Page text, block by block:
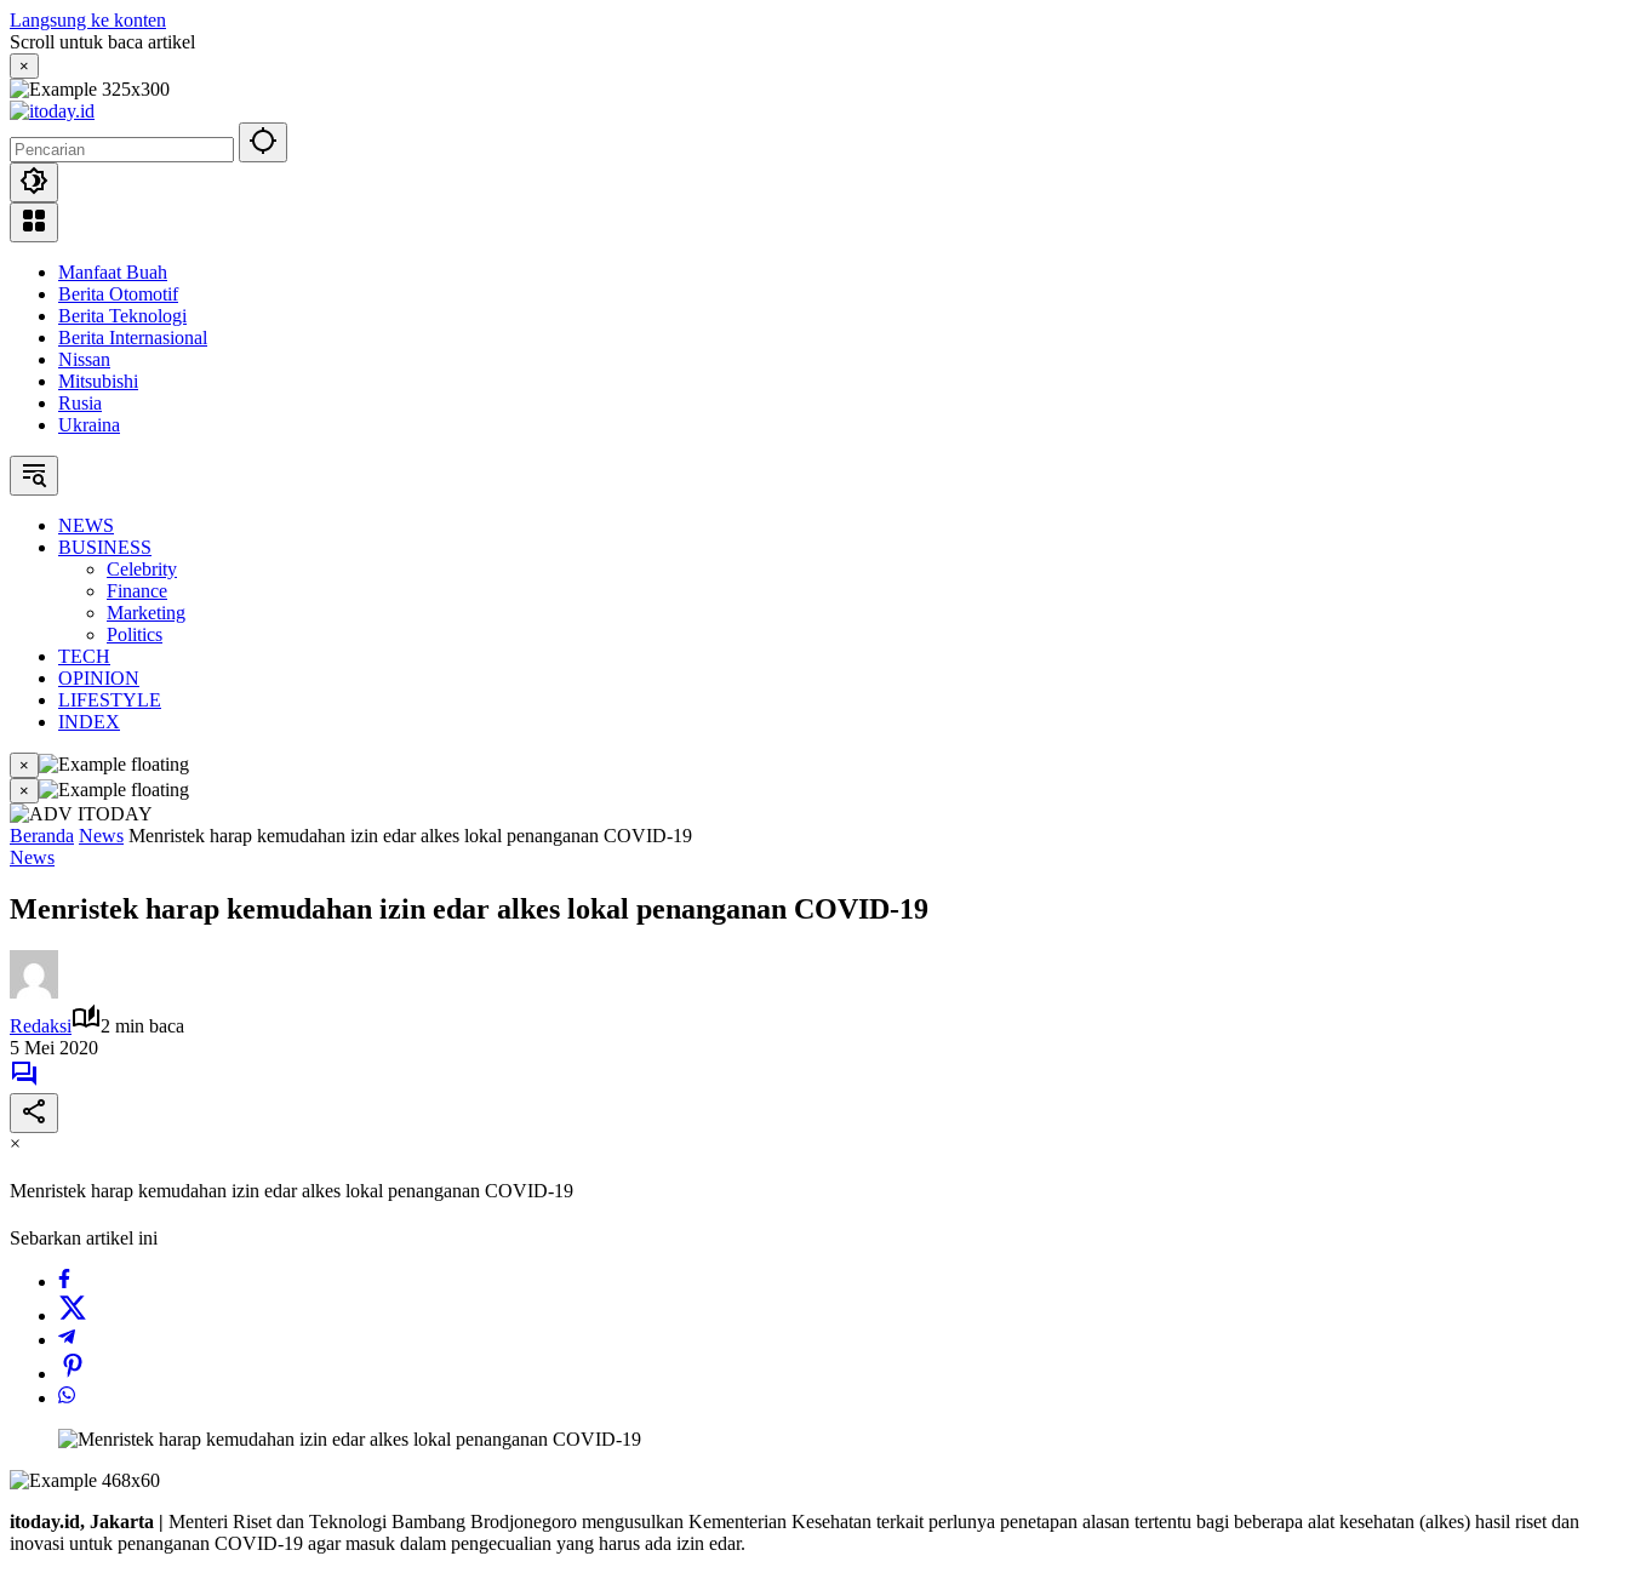
Langsung ke konten
Scroll untuk baca artikel
×
Manfaat Buah
Berita Otomotif
Berita Teknologi
Berita Internasional
Nissan
Mitsubishi
Rusia
Ukraina
NEWS
BUSINESS
Celebrity
Finance
Marketing
Politics
TECH
OPINION
LIFESTYLE
INDEX
×
×
Beranda News Menristek harap kemudahan izin edar alkes lokal penanganan COVID-19
News
Menristek harap kemudahan izin edar alkes lokal penanganan COVID-19
Redaksi
2 min baca
5 Mei 2020
×
Menristek harap kemudahan izin edar alkes lokal penanganan COVID-19
Sebarkan artikel ini
itoday.id, Jakarta | Menteri Riset dan Teknologi Bambang Brodjonegoro mengusulkan Kementerian Kesehatan terkait perlunya penetapan alasan tertentu bagi beberapa alat kesehatan (alkes) hasil riset dan
inovasi untuk penanganan COVID-19 agar masuk dalam pengecualian yang harus ada izin edar.